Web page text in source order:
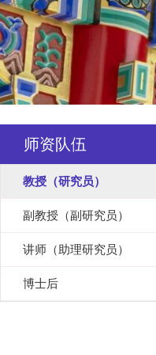
师资队伍
教授（研究员）
副教授（副研究员）
讲师（助理研究员）
博士后